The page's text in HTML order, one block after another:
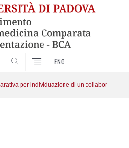
ENG
per individuazione di un collaboratore